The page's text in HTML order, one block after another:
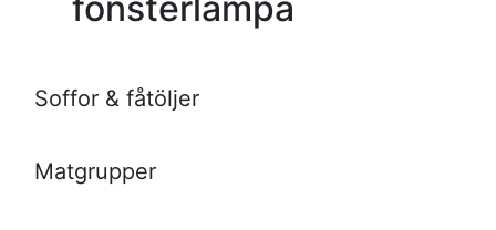
Soffor & fåtöljer
Matgrupper